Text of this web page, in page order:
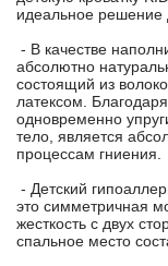
идеальное
- В качестве
абсолютно
состоящий из
латексом.
одновременно
тело, является
процессам гниения.
- Детский
это симметричная
жесткость с двух
спальное место